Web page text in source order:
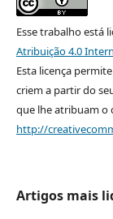
Esse trabalho está
Atribuição 4.0
Esta licença
criem a partir do
que lhe atribuam o
http://
Artigos mais